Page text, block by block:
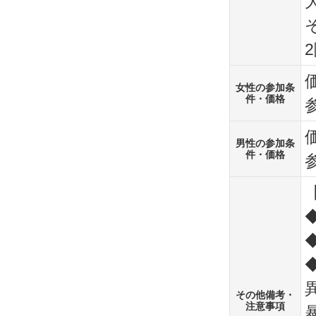
女性の参加条
件・価格
男性の参加条
件・価格
その他備考・
注意事項